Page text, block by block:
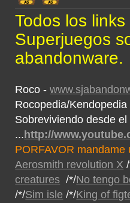
Todos los
Superjuegos
abandonware.
Roco -
Rocopedia/Kendopedia
Sobreviviendo desde
... http://
PORFAVOR
Aerosmith revolution X
creatures /*/No tengo
/*/Sim isle /*/King of